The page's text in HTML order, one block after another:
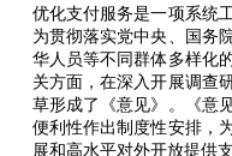
优化支付服务是一项系统
为贯彻落实党中央、国务
华人员等不同群体多样化
关方面，在深入开展调查
草形成了《意见》。《意
便利性作出制度性安排，
展和高水平对外开放提供支